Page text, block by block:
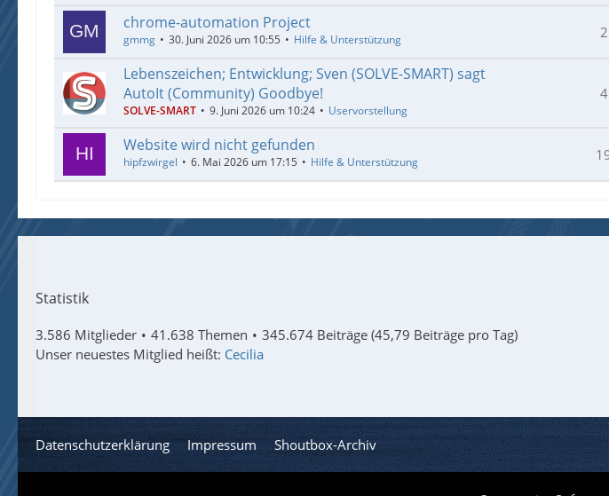
chrome-automation Project
gmmg 30. Juni 2026 um 10:55 Hilfe & Unterstützung 2
Lebenszeichen; Entwicklung; Sven (SOLVE-SMART) sagt
AutoIt (Community) Goodbye!
SOLVE-SMART 9. Juni 2026 um 10:24 Uservorstellung
4
Website wird nicht gefunden
hipfzwirgel 6. Mai 2026 um 17:15 Hilfe & Unterstützung
Statistik
3.586 Mitglieder 41.638 Themen
345.674 Beiträge (45,79 Beiträge pro Tag)
Unser neuestes Mitglied heißt: Cecilia
Datenschutzerklärung Impressum Shoutbox-Archiv